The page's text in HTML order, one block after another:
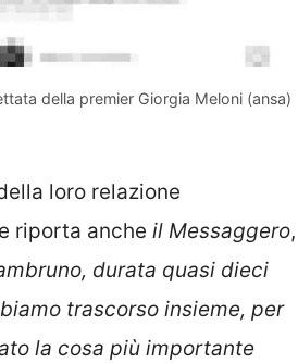
della premier Giorgia Meloni (ansa)
loro relazione
riporta anche il Messaggero,
durata quasi dieci
trascorso insieme, per
la cosa più importante